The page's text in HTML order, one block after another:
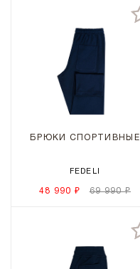
БРЮКИ СПОРТИВНЫЕ
FEDELI
48 990 ₽ 69 990 ₽